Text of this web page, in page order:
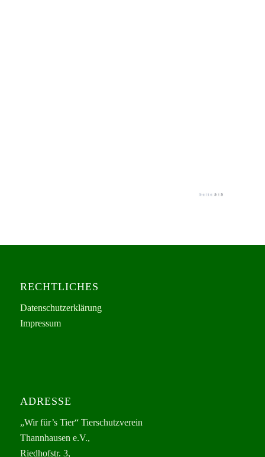
RECHTLICHES
Datenschutzerklärung
Impressum
ADRESSE
„Wir für’s Tier“ Tierschutzverein
Thannhausen e.V.,
Riedhofstr. 3,